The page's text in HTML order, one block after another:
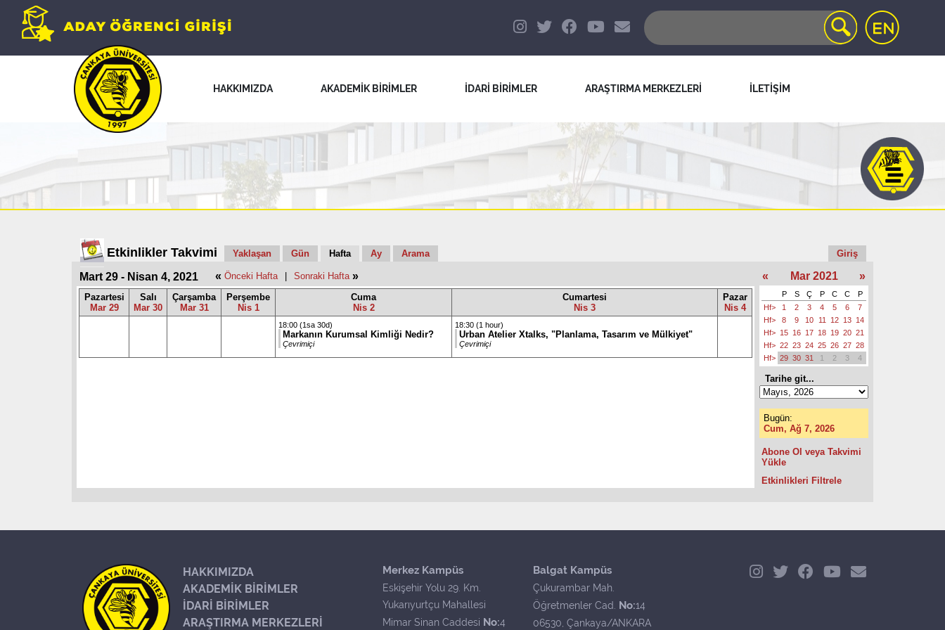
HAKKIMIZDA AKADEMİK BİRİMLER İDARİ BİRİMLER ARAŞTIRMA MERKEZLERİ İLETİŞİM
Etkinlikler Takvimi Yaklaşan Gün Hafta Ay Arama Giriş
Mart 29 - Nisan 4, 2021 « Önceki Hafta Sonraki Hafta »
Pazartesi
Mar 29
Salı
Mar 30
Çarşamba
Mar 31
Perşembe
Nis 1
Cuma
Nis 2
Cumartesi
Nis 3
Pazar
Nis 4
18:00 (1sa 30d)
Markanın Kurumsal Kimliği Nedir?
Çevrimiçi
18:30 (1 hour)
Urban Atelier Xtalks, "Planlama, Tasarım ve Mülkiyet"
Çevrimiçi
« Mar 2021 »
P S Ç P C C
P
Hf>
1 2 3 4 5 6
7
Hf>
8 9 10 11 12 13 14
Hf> 15 16 17 18 19 20 21
Hf> 22 23 24 25 26 27 28
Hf> 29 30 31 1 2 3 4
Tarihe git...
Bugün:
Cum, Ağ 7, 2026
Abone Ol veya Takvimi
Yükle
Etkinlikleri Filtrele
HAKKIMIZDA
AKADEMİK BİRİMLER
İDARİ BİRİMLER
ARAŞTIRMA MERKEZLERİ
Merkez Kampüs
Eskişehir Yolu 29. Km.
Yukarıyurtçu Mahallesi
Mimar Sinan Caddesi No:4
Balgat Kampüs
Çukurambar Mah.
Öğretmenler Cad. No:14
06530, Çankaya/ANKARA